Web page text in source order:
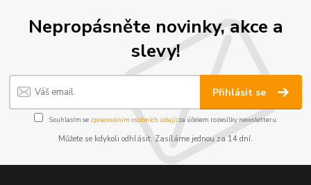
Nepropásněte novinky, akce a
slevy!
Přihlásit se
Souhlasím se zpracováním osobních údajůza účelem rozesílky newsletteru.
Můžete se kdykoli odhlásit. Zasíláme jednou za 14 dní.